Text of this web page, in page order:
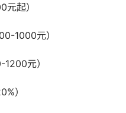
元起）
1000元）
元）
）